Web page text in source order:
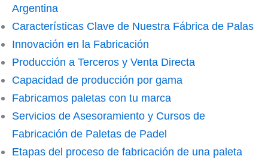
Argentina
Características Clave de Nuestra Fábrica de Palas
Innovación en la Fabricación
Producción a Terceros y Venta Directa
Capacidad de producción por gama
Fabricamos paletas con tu marca
Servicios de Asesoramiento y Cursos de
Fabricación de Paletas de Padel
Etapas del proceso de fabricación de una paleta